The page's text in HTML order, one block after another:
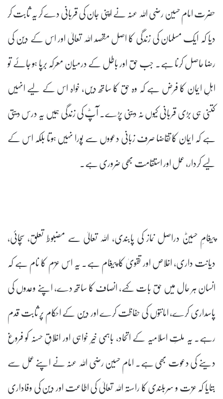
حضرت امام حسین رضی اللہ عنہ نے اپنی جان کی قربانی دے کر یہ ثابت کر
دیا کہ ایک مسلمان کی زندگی کا اصل مقصد اللہ تعالیٰ اور اس کے دین کی
رضا حاصل کرنا ہے۔ جب حق اور باطل کے درمیان معرکہ برپا ہو جائے تو
اہلِ ایمان کا فرض ہے کہ وہ حق کا ساتھ دیں، خواہ اس کے لیے انہیں
کتنی ہی بڑی قربانی کیوں نہ دینی پڑے۔ آپؓ کی زندگی ہمیں یہ درس دیتی
ہے کہ ایمان کا تقاضا صرف زبانی دعووں سے پورا نہیں ہوتا بلکہ اس کے
لیے کردار، عمل اور استقامت بھی ضروری ہے۔
پیغامِ حسینؓ دراصل نماز کی پابندی، اللہ تعالیٰ سے مضبوط تعلق، سچائی،
دیانت داری، اخلاص اور تقویٰ کا پیغام ہے۔ یہ اس عزم کا نام ہے کہ
انسان ہر حال میں حق بات کہے، انصاف کا ساتھ دے، اپنے وعدوں کی
پاسداری کرے، امانتوں کی حفاظت کرے اور دین کے احکام پر ثابت قدم
رہے۔ یہ ملتِ اسلامیہ کے اتحاد، باہمی خیر خواہی اور اخلاقِ حسنہ کو فروغ
دینے کی دعوت بھی ہے۔ امام حسین رضی اللہ عنہ نے اپنے عمل سے
بتایا کہ عزت و سربلندی کا راستہ اللہ تعالیٰ کی اطاعت اور دین کی وفاداری